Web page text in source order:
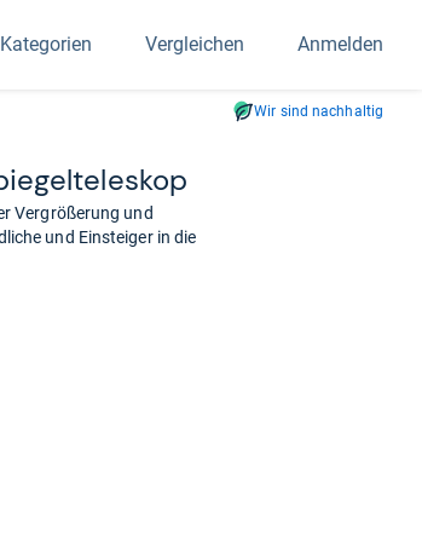
Kategorien Vergleichen Anmelden
Wir sind nachhaltig
Vergrößerung und
und Einsteiger in die